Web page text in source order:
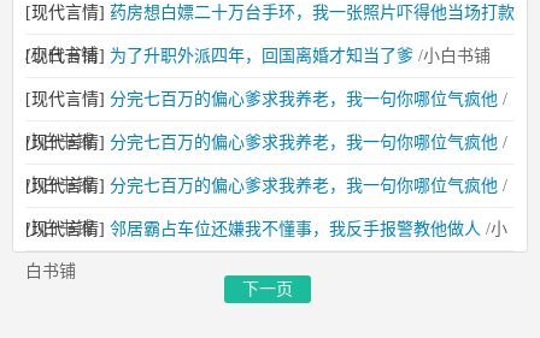
[现代言情] 药房想白嫖二十万台手环，我一张照片吓得他当场打款
/小白书铺
[现代言情] 为了升职外派四年，回国离婚才知当了爹 /小白书铺
[现代言情] 分完七百万的偏心爹求我养老，我一句你哪位气疯他 /
小白书铺
[现代言情] 分完七百万的偏心爹求我养老，我一句你哪位气疯他 /
小白书铺
[现代言情] 分完七百万的偏心爹求我养老，我一句你哪位气疯他 /
小白书铺
[现代言情] 邻居霸占车位还嫌我不懂事，我反手报警教他做人 /小
白书铺
下一页